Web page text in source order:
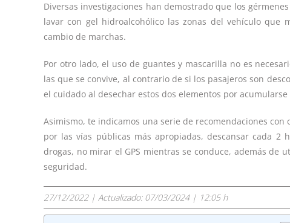
Diversas investigaciones han demostrado que los
lavar con gel hidroalcohólico las zonas del vehículo que
cambio de marchas.
Por otro lado, el uso de guantes y mascarilla no es
las que se convive, al contrario de si los pasajeros son
el cuidado al desechar estos dos elementos por
Asimismo, te indicamos una serie de recomendaciones
por las vías públicas más apropiadas, descansar cada
drogas, no mirar el GPS mientras se conduce, además
seguridad.
27/12/2022 | Actualizado: 07/03/2024 | 12:05 h